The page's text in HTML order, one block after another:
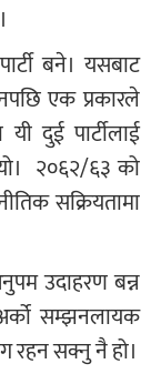
बने। यसबाट
एक प्रकारले
दुई पार्टीलाई
२०६२/६३ को
सक्रियतामा
उदाहरण बन्न
सम्झनलायक
रहन सक्नु नै हो।